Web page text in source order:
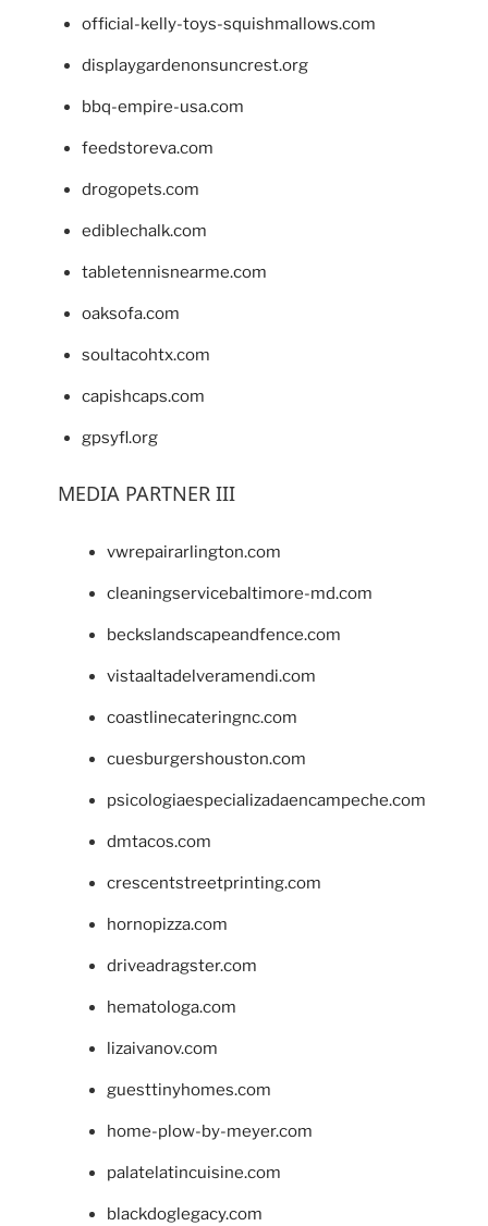
official-kelly-toys-squishmallows.com
displaygardenonsuncrest.org
bbq-empire-usa.com
feedstoreva.com
drogopets.com
ediblechalk.com
tabletennisnearme.com
oaksofa.com
soultacohtx.com
capishcaps.com
gpsyfl.org
MEDIA PARTNER III
vwrepairarlington.com
cleaningservicebaltimore-md.com
beckslandscapeandfence.com
vistaaltadelveramendi.com
coastlinecateringnc.com
cuesburgershouston.com
psicologiaespecializadaencampeche.com
dmtacos.com
crescentstreetprinting.com
hornopizza.com
driveadragster.com
hematologa.com
lizaivanov.com
guesttinyhomes.com
home-plow-by-meyer.com
palatelatincuisine.com
blackdoglegacy.com